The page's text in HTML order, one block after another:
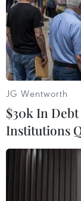
Đắk Lắk
JG Wentworth
$30k In
Institutions